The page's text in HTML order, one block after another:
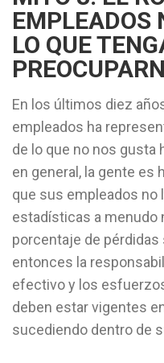
EMPLEADOS
LO QUE
En los últimos diez
empleados ha
de lo que no nos gusta
en general, la gente es
que sus empleados no
estadísticas a menudo
porcentaje de pérdidas
entonces la
efectivo y los
deben estar vigentes
sucediendo dentro de